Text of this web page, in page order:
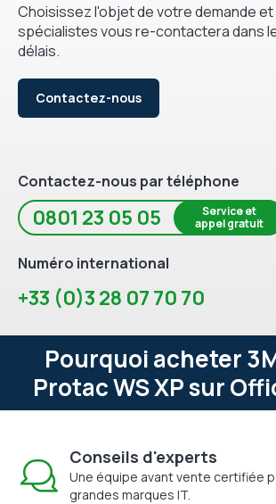
Choisissez l'objet de votre demande et
spécialistes vous re-contactera dans
délais.
Contactez-nous
Contactez-nous par téléphone
0801 23 05 05
Service et
appel gratuit
Numéro international
+33 (0)3 28 07 70 70
Pourquoi acheter
Protac WS XP sur
Conseils d'experts
Une équipe avant vente certifiée
grandes marques IT.